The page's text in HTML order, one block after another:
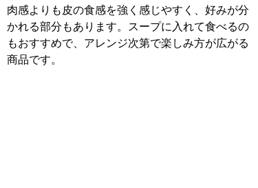
肉感よりも皮の食感を強く感じやすく、好みが分
かれる部分もあります。スープに入れて食べるの
もおすすめで、アレンジ次第で楽しみ方が広がる
商品です。